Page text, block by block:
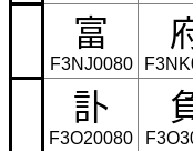
富
F3NJ0080
訃
F3O20080